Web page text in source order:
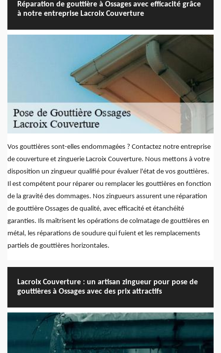
Réparation de gouttière à Ossages avec efficacité grâce
à notre entreprise Lacroix Couverture
Vos gouttières sont-elles endommagées ? Contactez notre entreprise
de couverture et zinguerie Lacroix Couverture. Nous mettons à votre
disposition un zingueur qualifié pour évaluer l'état de vos gouttières.
Il est compétent pour réparer ou remplacer les gouttières en fonction
de la gravité des dommages. Nos zingueurs assurent une réparation
de gouttière Ossages de qualité, avec efficacité et étanchéité
garanties. Ils maîtrisent les opérations de colmatage de gouttières en
métal, les réparations de soudure qui fuient et les remplacements
partiels de gouttières horizontales.
Lacroix Couverture : un artisan zingueur pour pose de
gouttières à Ossages avec des prix attractifs